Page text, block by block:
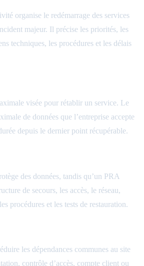
organise le redémarrage des services
majeur. Il précise les priorités, les
techniques, les procédures et les délais
visée pour rétablir un service. Le
de données que l’entreprise accepte
depuis le dernier point récupérable.
des données, tandis qu’un PRA
de secours, les accès, le réseau,
procédures et les tests de restauration.
les dépendances communes au site
contrôle d’accès, compte client ou